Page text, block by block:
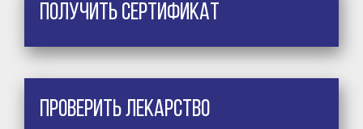
Получить сертификат
Проверить лекарство